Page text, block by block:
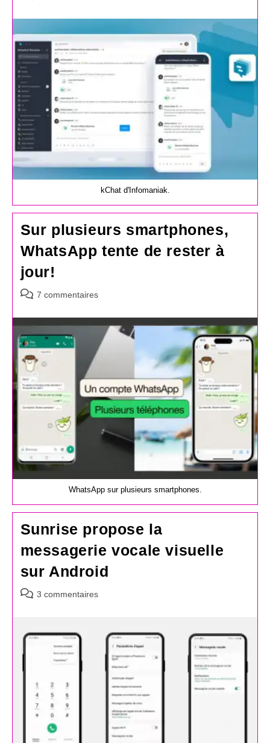
la
publication :
kChat d'Infomaniak.
Sur plusieurs smartphones,
WhatsApp tente de rester à
jour!
Commentaires
la
publication :
7 commentaires
WhatsApp sur plusieurs smartphones.
Sunrise propose la
messagerie vocale visuelle
sur Android
Commentaires
publication :
3 commentaires